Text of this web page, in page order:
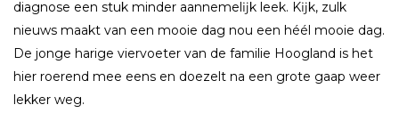
diagnose een stuk minder aannemelĳk leek. Kĳk, zulk
nieuws maakt van een mooie dag nou een héél mooie dag.
De jonge harige viervoeter van de familie Hoogland is het
hier roerend mee eens en doezelt na een grote gaap weer
lekker weg.